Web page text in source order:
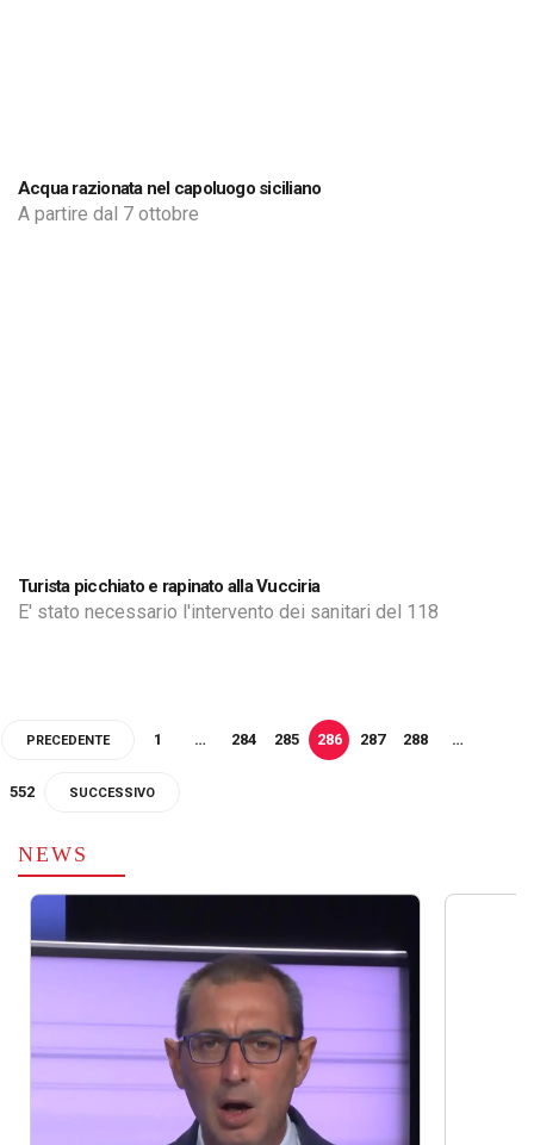
Acqua razionata nel capoluogo siciliano
A partire dal 7 ottobre
Turista picchiato e rapinato alla Vucciria
E' stato necessario l'intervento dei sanitari del 118
PRECEDENTE 1 … 284 285 286 287 288 …
552 SUCCESSIVO
NEWS